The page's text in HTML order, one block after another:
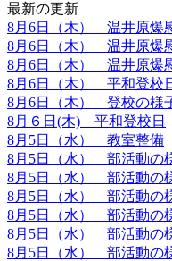
最新の更新
8月6日（木） 温井原爆
8月6日（木） 温井原爆
8月6日（木） 温井原爆
8月6日（木） 平和登校
8月6日（木） 登校の様
8月６日(木) 平和登校日
8月5日（水） 教室整備
8月5日（水） 部活動の
8月5日（水） 部活動の
8月5日（水） 部活動の
8月5日（水） 部活動の
8月5日（水） 部活動の
8月5日（水） 部活動の